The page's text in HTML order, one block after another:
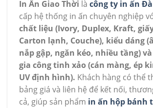
In Ấn Giao Thời là công ty in ấn
cấp hệ thống in ấn chuyên nghiệp
chất liệu (Ivory, Duplex, Kraft,
Carton lạnh, Couche), kiểu dáng
nắp gập, ngăn kéo, nhiều tầng)
gia công tinh xảo (cán màng, ép
UV định hình). Khách hàng có thể
bảng giá và liên hệ để kết nối,
cả, giúp sản phẩm in ấn hộp bánh